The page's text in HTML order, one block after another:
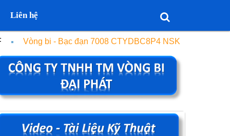
Liên hệ
Vòng bi - Bạc đạn 7008 CTYDBC8P4 NSK